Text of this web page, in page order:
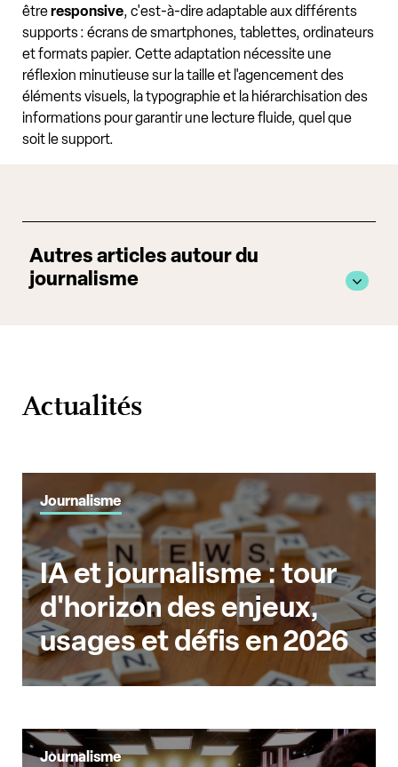
êtreresponsive, c'est-à-dire adaptable aux différents
supports : écrans de smartphones, tablettes, ordinateurs
et formats papier. Cette adaptation nécessite une
réflexion minutieuse sur la taille et l'agencement des
éléments visuels, la typographie et la hiérarchisation des
informations pour garantir une lecture fluide, quel que
soit le support.
Autres articles autour du
journalisme
Actualités
Journalisme
IA et journalisme : tour
d'horizon des enjeux,
usages et défis en 2026
Journalisme